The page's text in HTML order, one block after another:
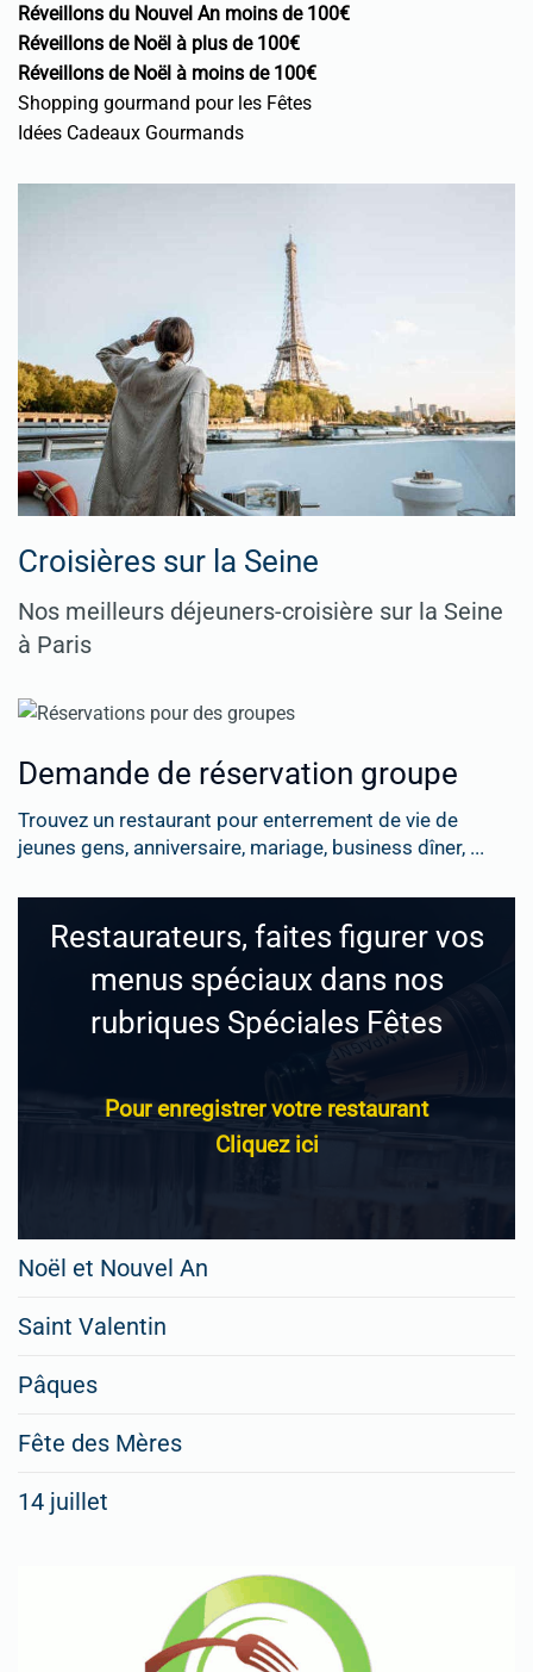
Réveillons du Nouvel An moins de 100€
Réveillons de Noël à plus de 100€
Réveillons de Noël à moins de 100€
Shopping gourmand pour les Fêtes
Idées Cadeaux Gourmands
Croisières sur la Seine
Nos meilleurs déjeuners-croisière sur la Seine
à Paris
Demande de réservation groupe
Trouvez un restaurant pour enterrement de vie de
jeunes gens, anniversaire, mariage, business dîner, ...
Restaurateurs, faites figurer vos
menus spéciaux dans nos
rubriques Spéciales Fêtes
Pour enregistrer votre restaurant
Cliquez ici
Noël et Nouvel An
Saint Valentin
Pâques
Fête des Mères
14 juillet